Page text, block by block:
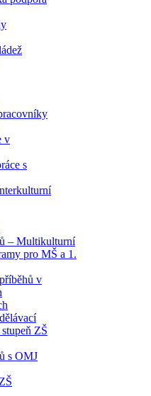
v
s
– Multikulturní
pro MŠ a 1.
v
ZŠ
s OMJ